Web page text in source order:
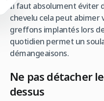
Il faut absolument éviter
chevelu cela peut abimer
greffons implantés lors
quotidien permet un
démangeaisons.
Ne pas détacher
dessus